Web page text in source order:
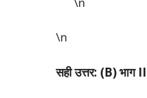
\n
सही उत्तर: (B) भाग